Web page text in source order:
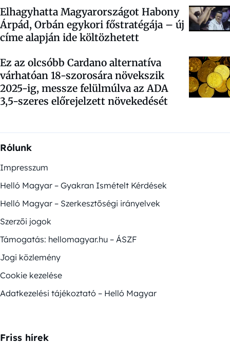
Elhagyhatta Magyarországot Habony
Árpád, Orbán egykori főstratégája – új
címe alapján ide költözhetett
Ez az olcsóbb Cardano alternatíva
várhatóan 18-szorosára növekszik
2025-ig, messze felülmúlva az ADA
3,5-szeres előrejelzett növekedését
Rólunk
Impresszum
Helló Magyar – Gyakran Ismételt Kérdések
Helló Magyar – Szerkesztőségi irányelvek
Szerzői jogok
Támogatás: hellomagyar.hu – ÁSZF
Jogi közlemény
Cookie kezelése
Adatkezelési tájékoztató – Helló Magyar
Friss hírek